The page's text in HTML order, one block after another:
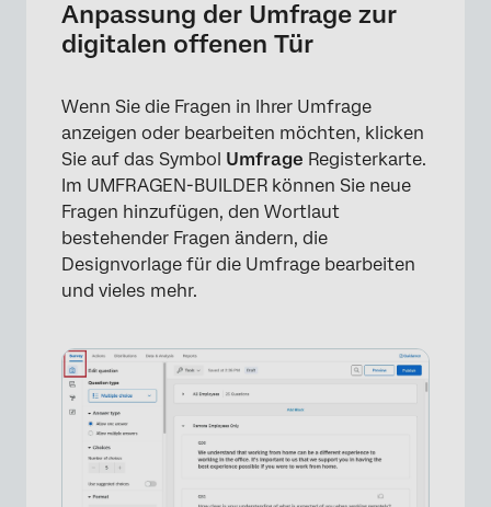
Anpassung der Umfrage zur
digitalen offenen Tür
Wenn Sie die Fragen in Ihrer Umfrage
anzeigen oder bearbeiten möchten, klicken
Sie auf das Symbol Umfrage Registerkarte.
Im UMFRAGEN-BUILDER können Sie neue
Fragen hinzufügen, den Wortlaut
bestehender Fragen ändern, die
Designvorlage für die Umfrage bearbeiten
und vieles mehr.